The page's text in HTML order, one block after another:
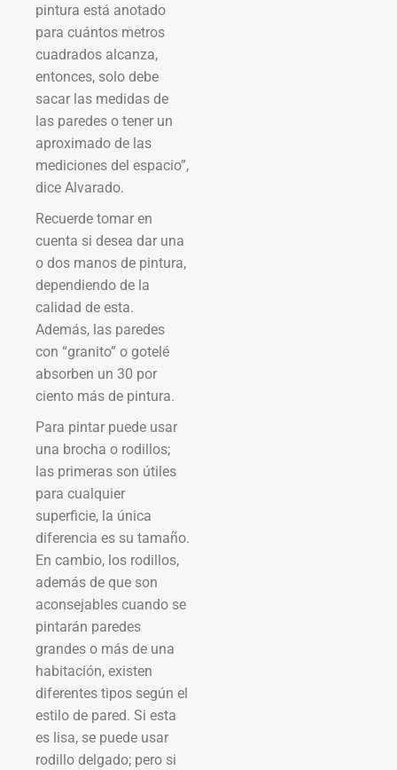
pintura está anotado
para cuántos metros
cuadrados alcanza,
entonces, solo debe
sacar las medidas de
las paredes o tener un
aproximado de las
mediciones del espacio”,
dice Alvarado.
Recuerde tomar en
cuenta si desea dar una
o dos manos de pintura,
dependiendo de la
calidad de esta.
Además, las paredes
con “granito” o gotelé
absorben un 30 por
ciento más de pintura.
Para pintar puede usar
una brocha o rodillos;
las primeras son útiles
para cualquier
superficie, la única
diferencia es su tamaño.
En cambio, los rodillos,
además de que son
aconsejables cuando se
pintarán paredes
grandes o más de una
habitación, existen
diferentes tipos según el
estilo de pared. Si esta
es lisa, se puede usar
rodillo delgado; pero si